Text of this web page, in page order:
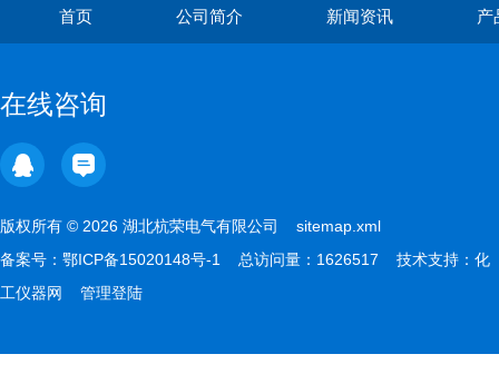
首页 公司简介 新闻资讯 产
在线咨询
版权所有 © 2026 湖北杭荣电气有限公司 sitemap.xml
备案号： 鄂ICP备15020148号-1 总访问量：1626517 技术支持： 化
工仪器网
管理登陆